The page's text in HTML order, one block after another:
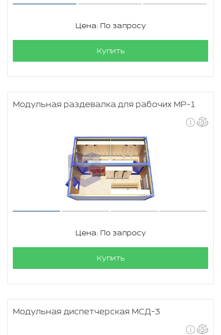
Цена: По запросу
Купить
Модульная раздевалка для рабочих МР-1
Цена: По запросу
Купить
Модульная диспетчерская МСД-3